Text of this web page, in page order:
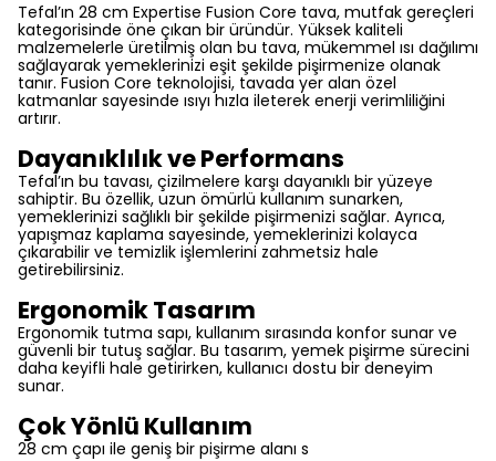
Tefal’ın 28 cm Expertise Fusion Core tava, mutfak gereçleri
kategorisinde öne çıkan bir üründür. Yüksek kaliteli
malzemelerle üretilmiş olan bu tava, mükemmel ısı dağılımı
sağlayarak yemeklerinizi eşit şekilde pişirmenize olanak
tanır. Fusion Core teknolojisi, tavada yer alan özel
katmanlar sayesinde ısıyı hızla ileterek enerji verimliliğini
artırır.
Dayanıklılık ve Performans
Tefal’ın bu tavası, çizilmelere karşı dayanıklı bir yüzeye
sahiptir. Bu özellik, uzun ömürlü kullanım sunarken,
yemeklerinizi sağlıklı bir şekilde pişirmenizi sağlar. Ayrıca,
yapışmaz kaplama sayesinde, yemeklerinizi kolayca
çıkarabilir ve temizlik işlemlerini zahmetsiz hale
getirebilirsiniz.
Ergonomik Tasarım
Ergonomik tutma sapı, kullanım sırasında konfor sunar ve
güvenli bir tutuş sağlar. Bu tasarım, yemek pişirme sürecini
daha keyifli hale getirirken, kullanıcı dostu bir deneyim
sunar.
Çok Yönlü Kullanım
28 cm çapı ile geniş bir pişirme alanı s